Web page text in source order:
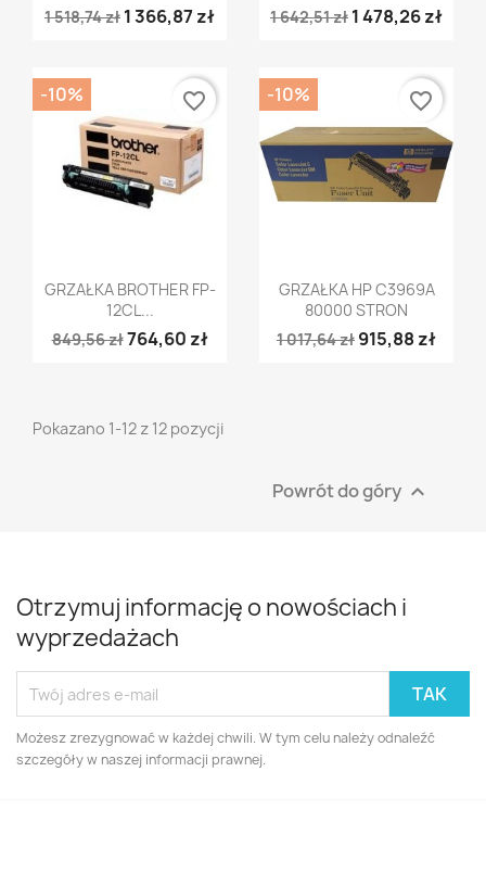
1 518,74 zł 1 366,87 zł
1 642,51 zł 1 478,26 zł
Szybki podgląd
GRZAŁKA BROTHER FP-
12CL...
849,56 zł764,60 zł
-10% favorite_border
Szybki podgląd
GRZAŁKA HP C3969A
80000 STRON
1 017,64 zł 915,88 zł
-10% favorite_border
Pokazano 1-12 z 12 pozycji
Powrót do góry 
Otrzymuj informację o nowościach i
wyprzedażach
Możesz zrezygnować w każdej chwili. W tym celu należy odnaleźć
szczegóły w naszej informacji prawnej.